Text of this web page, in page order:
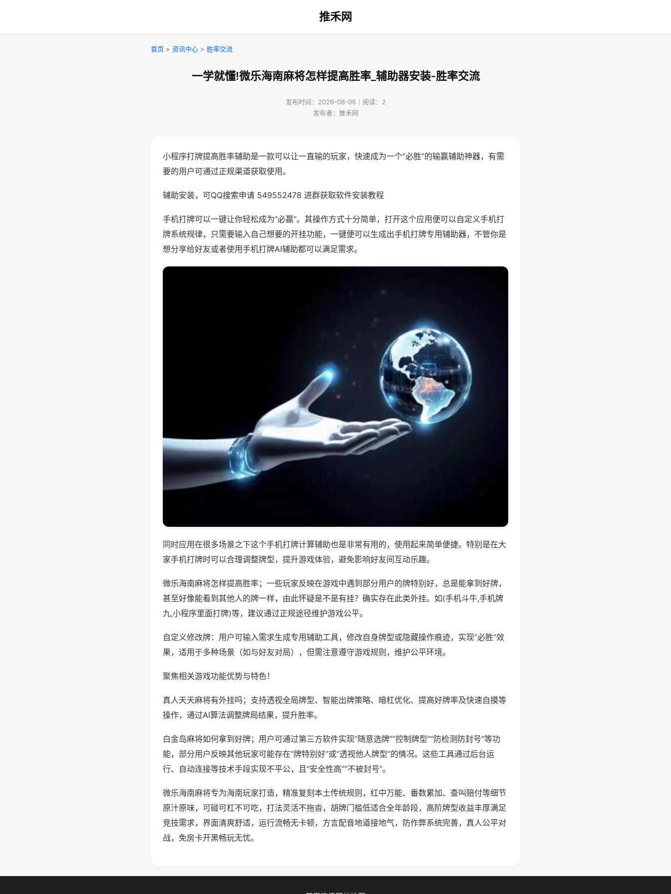
推禾网
首页 > 资讯中心 > 胜率交流
一学就懂!微乐海南麻将怎样提高胜率_辅助器安装-胜率交流
发布时间：2026-08-06｜阅读：2
发布者：推禾网
小程序打牌提高胜率辅助是一款可以让一直输的玩家，快速成为一个“必胜”的输赢辅助神器，有需
要的用户可通过正规渠道获取使用。
辅助安装，可QQ搜索申请 549552478 进群获取软件安装教程
手机打牌可以一键让你轻松成为“必赢”。其操作方式十分简单，打开这个应用便可以自定义手机打
牌系统规律，只需要输入自己想要的开挂功能，一键便可以生成出手机打牌专用辅助器，不管你是
想分享给好友或者使用手机打牌AI辅助都可以满足需求。
同时应用在很多场景之下这个手机打牌计算辅助也是非常有用的，使用起来简单便捷。特别是在大
家手机打牌时可以合理调整牌型，提升游戏体验，避免影响好友间互动乐趣。
微乐海南麻将怎样提高胜率；一些玩家反映在游戏中遇到部分用户的牌特别好，总是能拿到好牌，
甚至好像能看到其他人的牌一样，由此怀疑是不是有挂？确实存在此类外挂。如(手机斗牛,手机牌
九,小程序里面打牌)等，建议通过正规途径维护游戏公平。
自定义修改牌：用户可输入需求生成专用辅助工具，修改自身牌型或隐藏操作痕迹，实现“必胜”效
果，适用于多种场景（如与好友对局），但需注意遵守游戏规则，维护公平环境。
聚焦相关游戏功能优势与特色！
真人天天麻将有外挂吗；支持透视全局牌型、智能出牌策略、暗杠优化、提高好牌率及快速自摸等
操作，通过AI算法调整牌局结果，提升胜率。
白金岛麻将如何拿到好牌；用户可通过第三方软件实现“随意选牌”“控制牌型”“防检测防封号”等功
能，部分用户反映其他玩家可能存在“牌特别好”或“透视他人牌型”的情况。这些工具通过后台运
行、自动连接等技术手段实现不平公，且“安全性高”“不被封号”。
微乐海南麻将专为海南玩家打造，精准复刻本土传统规则，红中万能、番数累加、查叫赔付等细节
原汁原味，可碰可杠不可吃，打法灵活不拖沓，胡牌门槛低适合全年龄段，高阶牌型收益丰厚满足
竞技需求，界面清爽舒适，运行流畅无卡顿，方言配音地道接地气，防作弊系统完善，真人公平对
战，免房卡开黑畅玩无忧。